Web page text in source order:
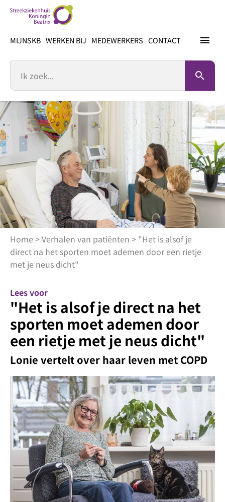
inhoud
menu
MIJNSKB WERKEN BIJ MEDEWERKERS CONTACT
search
Home >Verhalen van patiënten > "Het is alsof je
direct na het sporten moet ademen door een rietje
met je neus dicht"
Lees voor
"Het is alsof je direct na het
sporten moet ademen door
een rietje met je neus dicht"
Lonie vertelt over haar leven met COPD